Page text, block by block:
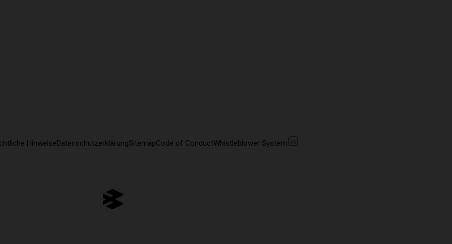
HinweiseDatenschutzerklärungSitemapCode of ConductWhistleblower System